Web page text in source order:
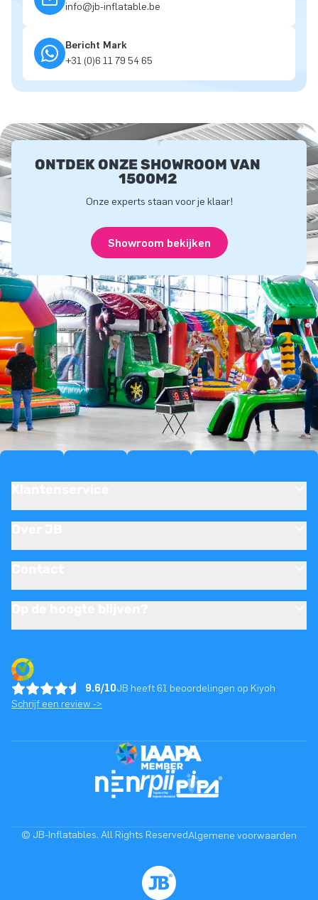
info@jb-inflatable.be
Bericht Mark
+31 (0)6 11 79 54 65
ONTDEK ONZE SHOWROOM VAN
1500M2
Onze experts staan voor je klaar!
Showroom bekijken
9.6/10JB heeft 61 beoordelingen op Kiyoh
Schrijf een review ->
© JB-Inflatables. All Rights ReservedAlgemene voorwaarden